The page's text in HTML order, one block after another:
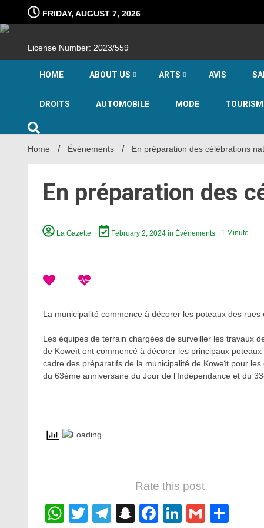
content
FRIDAY, AUGUST 7, 2026
License Number: 2023/559
HOME ABOUT US ARTS AVIS
DROITS AUTOMOBILE MODE
Home Événements En préparation des célébrations
En préparation des
La Gazette February 2, 2024in Événements - 1 Minute
La municipalité commence à décorer les poteaux des
Les équipes de terrain chargées de surveiller les travaux
de Koweït ont commencé à décorer les principaux
cadre des préparatifs de la municipalité de Koweït pour
du 63ème anniversaire du Jour de l’Indépendance et du
Rate this post
WhatsApp
Twitter
Telegram
Snapchat
Facebook
LinkedIn
Gmail